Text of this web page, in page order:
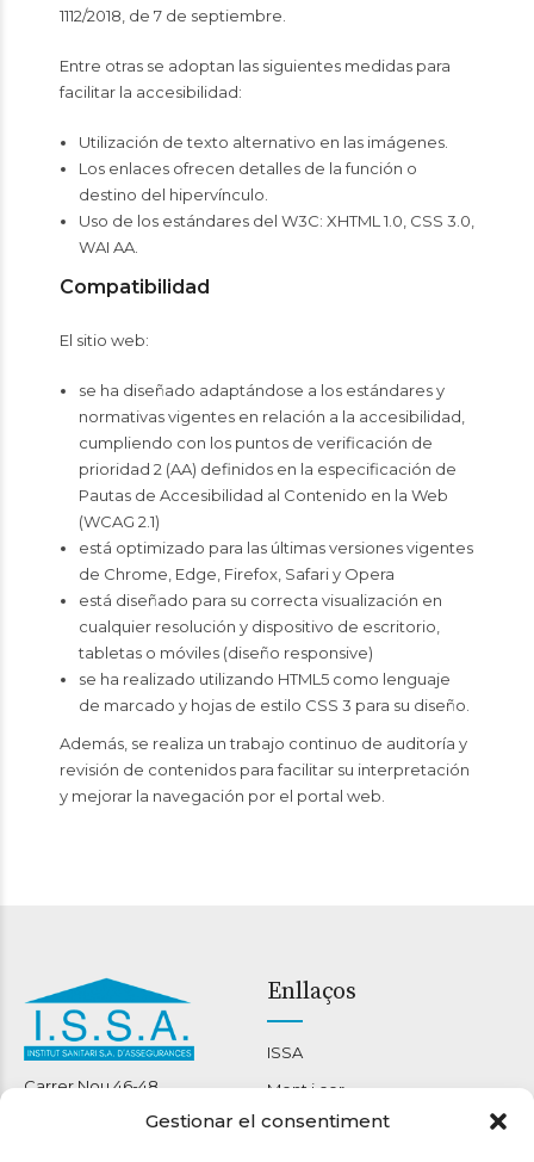
Gestionar el consentiment
1112/2018, de 7 de septiembre.
Entre otras se adoptan las siguientes medidas para
facilitar la accesibilidad:
Utilización de texto alternativo en las imágenes.
Los enlaces ofrecen detalles de la función o
destino del hipervínculo.
Uso de los estándares del W3C: XHTML 1.0, CSS 3.0,
WAI AA.
Compatibilidad
El sitio web:
se ha diseñado adaptándose a los estándares y
normativas vigentes en relación a la accesibilidad,
cumpliendo con los puntos de verificación de
prioridad 2 (AA) definidos en la especificación de
Pautas de Accesibilidad al Contenido en la Web
(WCAG 2.1)
está optimizado para las últimas versiones vigentes
de Chrome, Edge, Firefox, Safari y Opera
está diseñado para su correcta visualización en
cualquier resolución y dispositivo de escritorio,
tabletas o móviles (diseño responsive)
se ha realizado utilizando HTML5 como lenguaje
de marcado y hojas de estilo CSS 3 para su diseño.
Además, se realiza un trabajo continuo de auditoría y
revisión de contenidos para facilitar su interpretación
y mejorar la navegación por el portal web.
Carrer Nou 46-48
Enllaços
ISSA
Ment i cor
Benestar corporal